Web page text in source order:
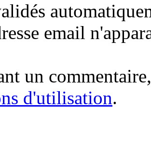
email
un
d'utilisation.